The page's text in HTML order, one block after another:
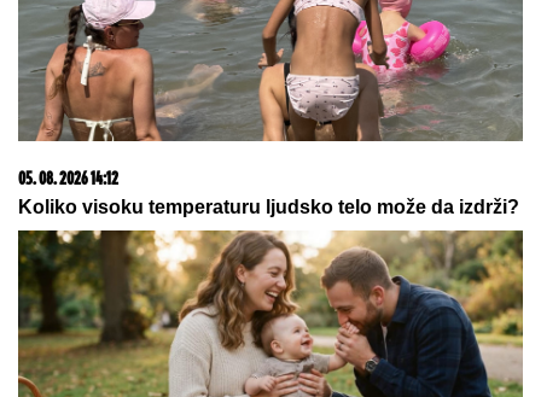
23. 07. 2026 12:47
Zašto sve više ljudi bira večeru koja se spontano
pretvori u druženje